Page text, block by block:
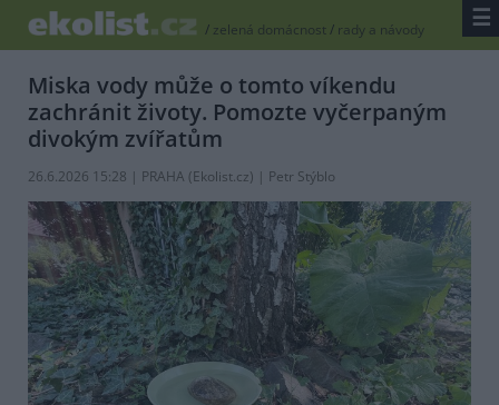
/ zelená domácnost/ rady a návody ☰
Miska vody může o tomto víkendu
zachránit životy. Pomozte vyčerpaným
divokým zvířatům
26.6.2026 15:28 | PRAHA (Ekolist.cz) | Petr Stýblo